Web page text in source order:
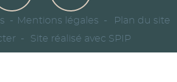
Mentions légales
Plan du site
Site réalisé avec SPIP